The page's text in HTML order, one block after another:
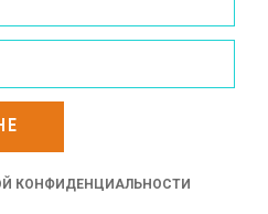
КОНФИДЕНЦИАЛЬНОСТИ